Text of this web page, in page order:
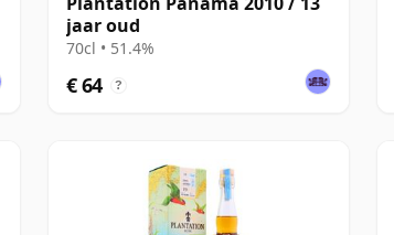
jaar oud
70cl • 51.4%
€ 64 ?